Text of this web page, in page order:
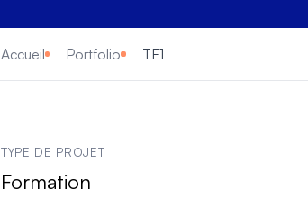
Accueil Portfolio TF1
Informations clés sur le projet
TYPE DE PROJET
Formation